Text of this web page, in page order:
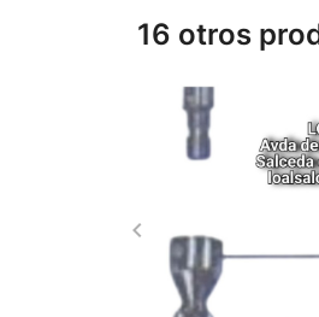
16 otros